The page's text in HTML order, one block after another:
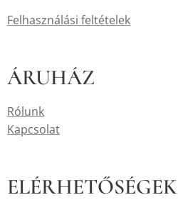
Felhasználási feltételek
ÁRUHÁZ
Rólunk
Kapcsolat
ELÉRHETŐSÉGEK